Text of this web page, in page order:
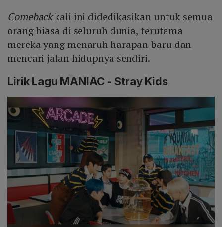
Comebackkali ini didedikasikan untuk semua
orang biasa di seluruh dunia, terutama
mereka yang menaruh harapan baru dan
mencari jalan hidupnya sendiri.
Lirik Lagu MANIAC - Stray Kids